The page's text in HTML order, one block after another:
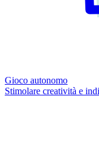
Gioco autonomo
Stimolare creatività e